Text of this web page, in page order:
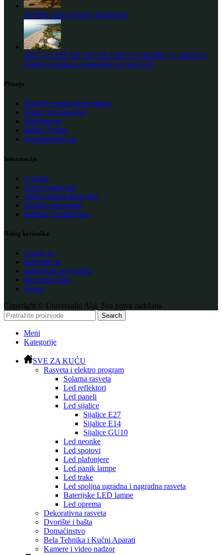
Savršen Alat za Dom i Radionicu
AKO VI JOŠ NE ZNATE GDE NA MORE, U GRČKU!
Hoteli u avgustu i septembru već od 415€
Pitanja
Najčešće postavljena pitanja
Pomoć pri kupovini
Reklamacije
Radno Vreme
Kontaktirajte nas
Informacije
O nama
Uslovi kupovine
100% sigurna kupovina
Politika privatnosti
Politika o kolačićima
Nalog korisnika
Uloguj se
Registruj se
Zaboravili ste lozinku
Moja lista želja
Korpa
Copyright © Univerzalni Alat. Sva prava zadržana
Search
Meni
Kategorije
SVE ZA KUĆU
Rasveta i elektro program
Solarna rasveta
Led reflektori
Led paneli
Led sijalice
Sijalice E27
Sijalice E14
Sijalice GU10
Led neonke
Led spotovi
Led plafonjere
Led panik lampe
Led trake
Led spoljna ugradna i nagradna rasveta
Baterijske LED lampe
Led oprema
Dekorativna rasveta
Dvorište i bašta
Domaćinstvo
Bela Tehnika i Kućni Aparati
Kamere i video nadzor